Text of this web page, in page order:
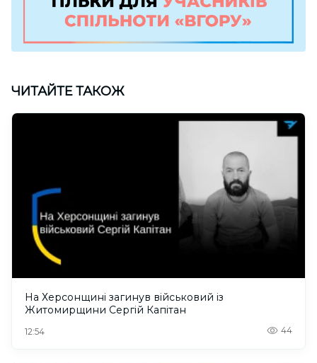
ЧИТАЙТЕ ТАКОЖ
На Херсонщині загинув військовий із
Житомирщини Сергій Капітан
12:54 44